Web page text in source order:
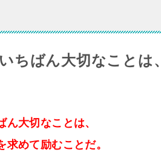
ちばん大切なことは
ん大切なことは、
めて励むことだ。